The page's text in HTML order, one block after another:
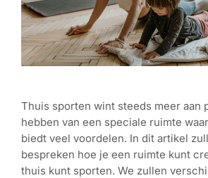
Thuis sporten wint steeds meer aan
hebben van een speciale ruimte
biedt veel voordelen. In dit artikel
bespreken hoe je een ruimte kunt
thuis kunt sporten. We zullen